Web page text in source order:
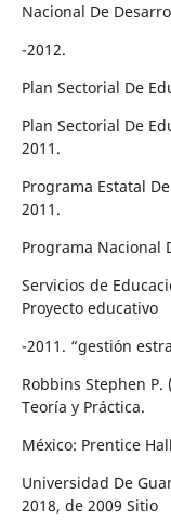
Nacional De
-2012.
Plan Sectorial De
Plan Sectorial De
2011.
Programa Estatal
2011.
Programa Nacional
Servicios de
Proyecto educativo
-2011. “gestión
Robbins Stephen
Teoría y Práctica.
México: Prentice
Universidad De
2018, de 2009 Sitio